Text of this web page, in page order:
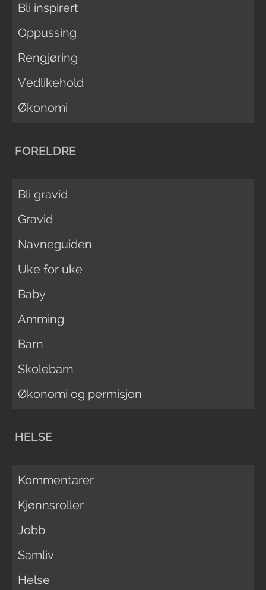
Bli inspirert
Oppussing
Rengjøring
Vedlikehold
Økonomi
FORELDRE
Bli gravid
Gravid
Navneguiden
Uke for uke
Baby
Amming
Barn
Skolebarn
Økonomi og permisjon
HELSE
Kommentarer
Kjønnsroller
Jobb
Samliv
Helse